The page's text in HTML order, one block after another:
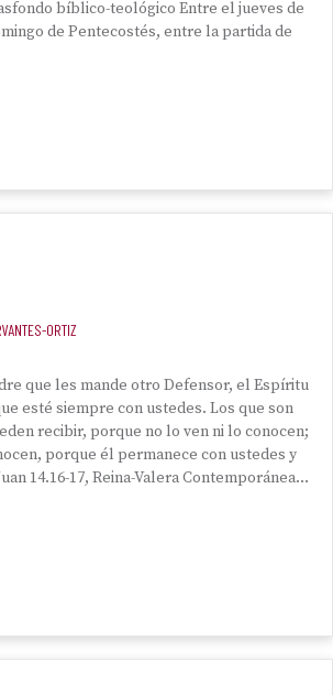
bíblico-teológico Entre el jueves de
de Pentecostés, entre la partida de
ORTIZ
que les mande otro Defensor, el Espíritu
esté siempre con ustedes. Los que son
recibir, porque no lo ven ni lo conocen;
porque él permanece con ustedes y
14.16-17, Reina-Valera Contemporánea…